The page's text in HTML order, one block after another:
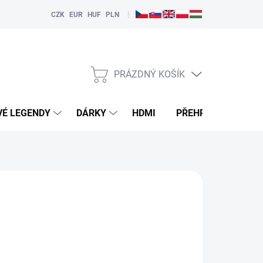
CZK EUR HUF PLN |
NÁKUPNÍ
PRÁZDNÝ KOŠÍK
LEGENDY DÁRKY HDMI PŘEHRÁVAČE